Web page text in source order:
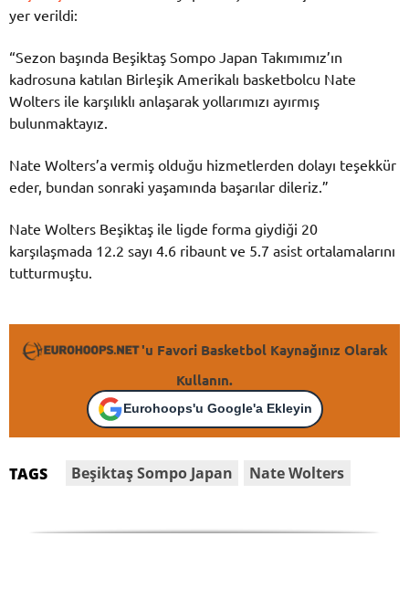
yer verildi:
“Sezon başında Beşiktaş Sompo Japan Takımımız’ın
kadrosuna katılan Birleşik Amerikalı basketbolcu Nate
Wolters ile karşılıklı anlaşarak yollarımızı ayırmış
bulunmaktayız.
Nate Wolters’a vermiş olduğu hizmetlerden dolayı teşekkür
eder, bundan sonraki yaşamında başarılar dileriz.”
Nate Wolters Beşiktaş ile ligde forma giydiği 20
karşılaşmada 12.2 sayı 4.6 ribaunt ve 5.7 asist ortalamalarını
tutturmuştu.
'u Favori Basketbol Kaynağınız Olarak
Kullanın.
Eurohoops'u Google'a Ekleyin
TAGS Beşiktaş Sompo Japan Nate Wolters